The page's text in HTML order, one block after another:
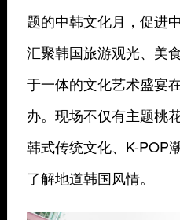
题的中韩文化月，促进
汇聚韩国旅游观光、美
于一体的文化艺术盛宴
办。现场不仅有主题桃
韩式传统文化、K-POP
了解地道韩国风情。